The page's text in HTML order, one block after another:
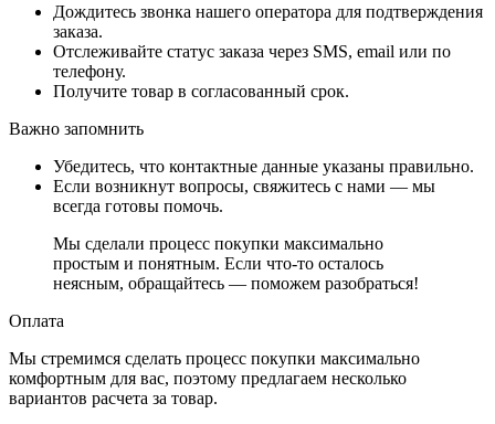
Дождитесь звонка нашего оператора для подтверждения
заказа.
Отслеживайте статус заказа через SMS, email или по
телефону.
Получите товар в согласованный срок.
Важно запомнить
Убедитесь, что контактные данные указаны правильно.
Если возникнут вопросы, свяжитесь с нами — мы
всегда готовы помочь.
Мы сделали процесс покупки максимально
простым и понятным. Если что-то осталось
неясным, обращайтесь — поможем разобраться!
Оплата
Мы стремимся сделать процесс покупки максимально
комфортным для вас, поэтому предлагаем несколько
вариантов расчета за товар.